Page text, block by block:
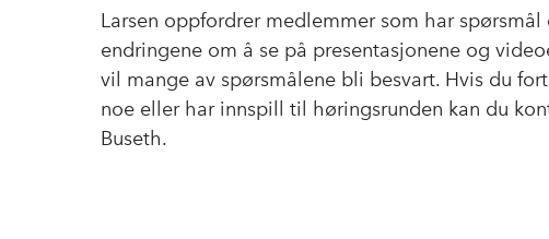
Larsen oppfordrer medlemmer som har spørsmål
endringene om å se på presentasjonene og
vil mange av spørsmålene bli besvart. Hvis du
noe eller har innspill til høringsrunden kan du
Buseth.